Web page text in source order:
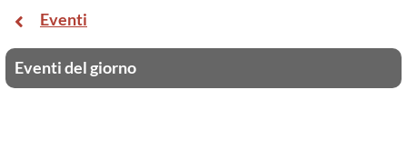
Eventi
Eventi del giorno